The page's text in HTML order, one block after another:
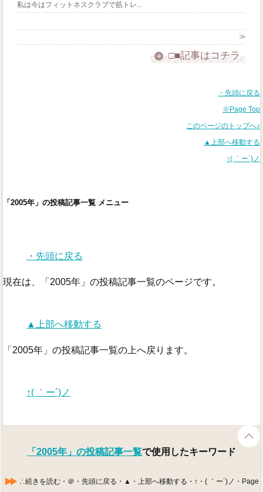
私は今はフィットネスクラブで筋トレ...
≫
□■記事はコチラ
・先頭に戻る
※Page Top
このページのトップへ♪
▲上部へ移動する
↑( ｀ー´)ノ
「2005年」の投稿記事一覧 メニュー
・先頭に戻る
現在は、「2005年」の投稿記事一覧のページです。
▲上部へ移動する
「2005年」の投稿記事一覧の上へ戻ります。
↑( ｀ー´)ノ
「2005年」の投稿記事一覧で使用したキーワード
∴続きを読む・＠・先頭に戻る・▲・上部へ移動する・↑・( ｀ー´)ノ・Page